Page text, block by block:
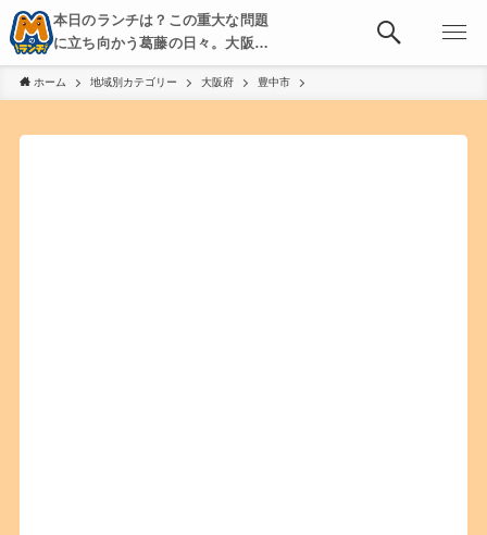
本日のランチは？この重大な問題
に立ち向かう葛藤の日々。大阪・
京都・神戸を中心とした食べ歩
き、飲み歩きを綴る。
ホーム 地域別カテゴリー 大阪府 豊中市